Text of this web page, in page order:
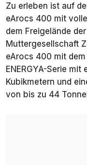
Zu erleben ist auf
eArocs 400 mit
dem Freigelände
Muttergesellschaft
eArocs 400 mit
ENERGYA-Serie
Kubikmetern und
von bis zu 44